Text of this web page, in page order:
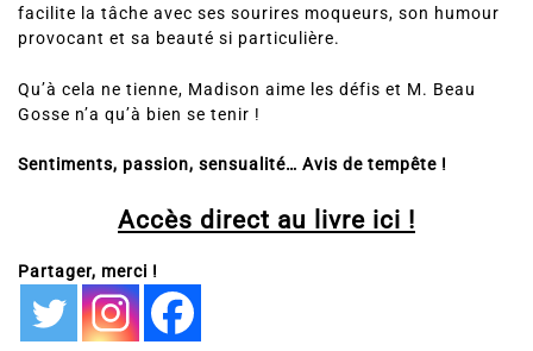
facilite la tâche avec ses sourires moqueurs, son humour
provocant et sa beauté si particulière.
Qu’à cela ne tienne, Madison aime les défis et M. Beau
Gosse n’a qu’à bien se tenir !
Sentiments, passion, sensualité… Avis de tempête !
Accès direct au livre ici !
Partager, merci !